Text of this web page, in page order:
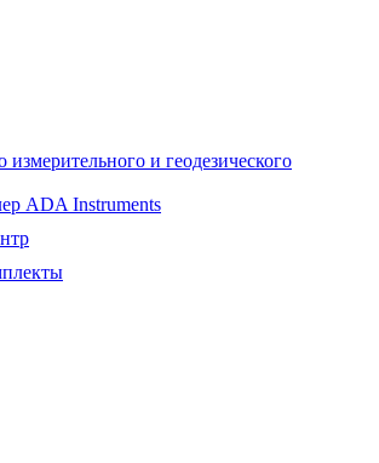
измерительного и геодезического
ADA Instruments